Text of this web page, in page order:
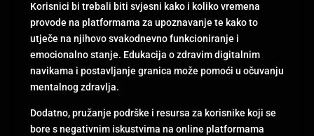
Korisnici bi trebali biti svjesni kako i koliko vremena
provode na platformama za upoznavanje te kako to
utječe na njihovo svakodnevno funkcioniranje i
emocionalno stanje. Edukacija o zdravim digitalnim
navikama i postavljanje granica može pomoći u očuvanju
mentalnog zdravlja.
Dodatno, pružanje podrške i resursa za korisnike koji se
bore s negativnim iskustvima na online platformama